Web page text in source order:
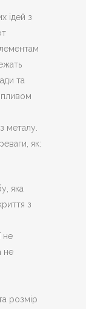
ідей з
та
металу.
як:
яка
з
не
не
розмір